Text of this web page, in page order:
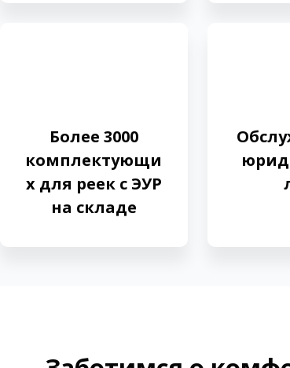
Более 3000
комплектующи
х для реек с ЭУР
на складе